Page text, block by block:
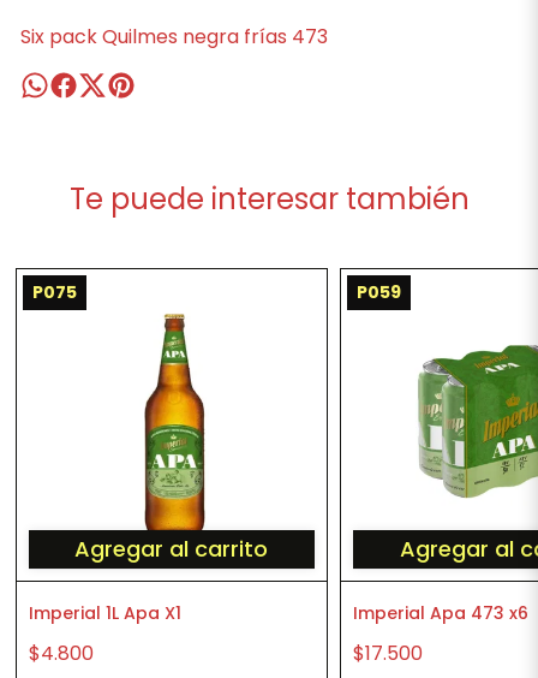
Six pack Quilmes negra frías 473
Te puede interesar también
P075
Agregar al carrito
Imperial 1L Apa X1
$4.800
P059
Agregar al
Imperial Apa 473 x6
$17.500